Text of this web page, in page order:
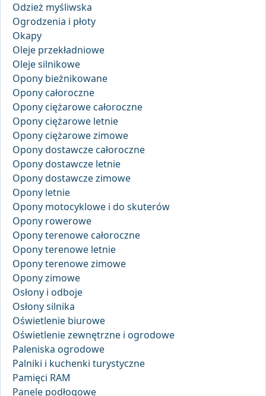
Odzież myśliwska
Ogrodzenia i płoty
Okapy
Oleje przekładniowe
Oleje silnikowe
Opony bieżnikowane
Opony całoroczne
Opony ciężarowe całoroczne
Opony ciężarowe letnie
Opony ciężarowe zimowe
Opony dostawcze całoroczne
Opony dostawcze letnie
Opony dostawcze zimowe
Opony letnie
Opony motocyklowe i do skuterów
Opony rowerowe
Opony terenowe całoroczne
Opony terenowe letnie
Opony terenowe zimowe
Opony zimowe
Osłony i odboje
Osłony silnika
Oświetlenie biurowe
Oświetlenie zewnętrzne i ogrodowe
Paleniska ogrodowe
Palniki i kuchenki turystyczne
Pamięci RAM
Panele podłogowe